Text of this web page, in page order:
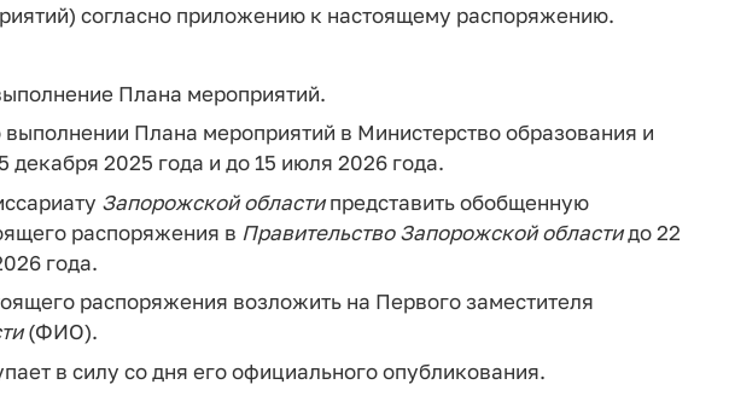
согласно приложению к настоящему распоряжению.
Плана мероприятий.
Плана мероприятий в Министерство образования и
декабря 2025 года и до 15 июля 2026 года.
Запорожской областипредставить обобщенную
распоряжения в Правительство Запорожской областидо 22
года.
распоряжения возложить на Первого заместителя
(ФИО).
в силу со дня его официального опубликования.